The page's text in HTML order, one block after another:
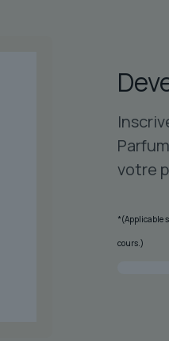
votre
*(Applicable
cours.)